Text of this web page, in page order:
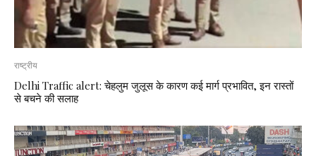
राष्ट्रीय
Delhi Traffic alert: चेहलुम जुलूस के कारण कई मार्ग प्रभावित, इन रास्तों
से बचने की सलाह